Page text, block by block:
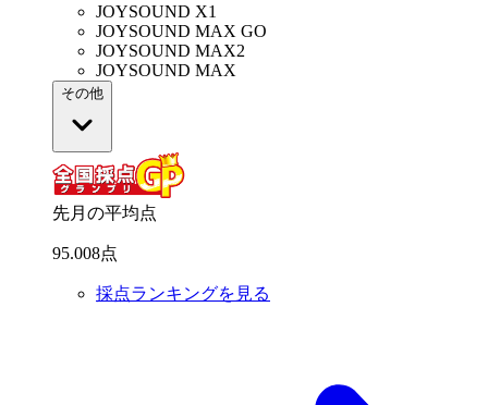
JOYSOUND X1
JOYSOUND MAX GO
JOYSOUND MAX2
JOYSOUND MAX
その他
先月の平均点
95.008点
採点ランキングを見る